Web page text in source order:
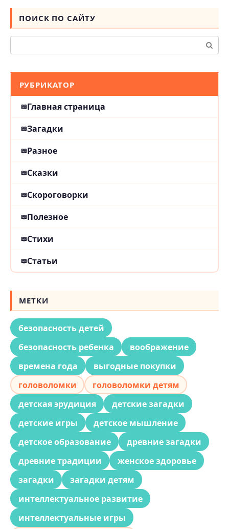
ПОИСК ПО САЙТУ
РУБРИКАТОР
Главная страница
Загадки
Разное
Сказки
Скороговорки
Полезное
Стихи
Статьи
МЕТКИ
безопасность детей
безопасность ребенка
воображение
времена года
выгодные покупки
головоломки
головоломки детям
детская эрудиция
детские загадки
детские игры
детское мышление
детское образование
древние загадки
древние традиции
женское здоровье
загадки
загадки детям
интеллектуальное развитие
интеллектуальные игры